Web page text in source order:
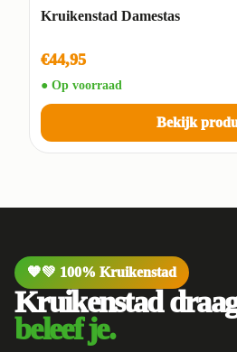
Kruikenstad Damestas
€44,95
● Op voorraad
Bekijk
🧡💚 100% Kruikenstad
Kruikenstad
beleef je.